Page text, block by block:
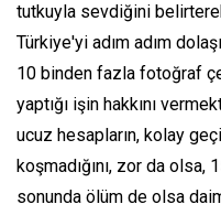
tutkuyla sevdiğini
Türkiye'yi adım adım
10 binden fazla fotoğraf
yaptığı işin hakkını
ucuz hesapların, kolay
koşmadığını, zor da
sonunda ölüm de olsa